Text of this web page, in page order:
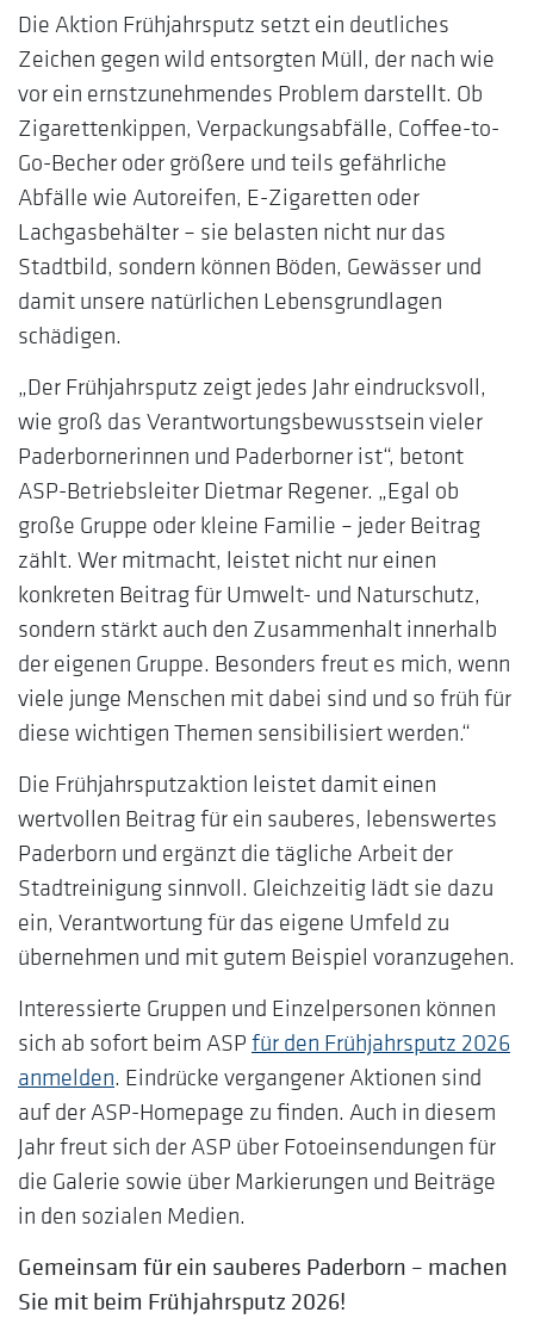
Die Aktion Frühjahrsputz setzt ein deutliches
Zeichen gegen wild entsorgten Müll, der nach wie
vor ein ernstzunehmendes Problem darstellt. Ob
Zigarettenkippen, Verpackungsabfälle, Coffee-to-
Go-Becher oder größere und teils gefährliche
Abfälle wie Autoreifen, E-Zigaretten oder
Lachgasbehälter – sie belasten nicht nur das
Stadtbild, sondern können Böden, Gewässer und
damit unsere natürlichen Lebensgrundlagen
schädigen.
„Der Frühjahrsputz zeigt jedes Jahr eindrucksvoll,
wie groß das Verantwortungsbewusstsein vieler
Paderbornerinnen und Paderborner ist“, betont
ASP-Betriebsleiter Dietmar Regener. „Egal ob
große Gruppe oder kleine Familie – jeder Beitrag
zählt. Wer mitmacht, leistet nicht nur einen
konkreten Beitrag für Umwelt- und Naturschutz,
sondern stärkt auch den Zusammenhalt innerhalb
der eigenen Gruppe. Besonders freut es mich, wenn
viele junge Menschen mit dabei sind und so früh für
diese wichtigen Themen sensibilisiert werden.“
Die Frühjahrsputzaktion leistet damit einen
wertvollen Beitrag für ein sauberes, lebenswertes
Paderborn und ergänzt die tägliche Arbeit der
Stadtreinigung sinnvoll. Gleichzeitig lädt sie dazu
ein, Verantwortung für das eigene Umfeld zu
übernehmen und mit gutem Beispiel voranzugehen.
Interessierte Gruppen und Einzelpersonen können
sich ab sofort beim ASP für den Frühjahrsputz 2026
anmelden. Eindrücke vergangener Aktionen sind
auf der ASP-Homepage zu finden. Auch in diesem
Jahr freut sich der ASP über Fotoeinsendungen für
die Galerie sowie über Markierungen und Beiträge
in den sozialen Medien.
Gemeinsam für ein sauberes Paderborn – machen
Sie mit beim Frühjahrsputz 2026!